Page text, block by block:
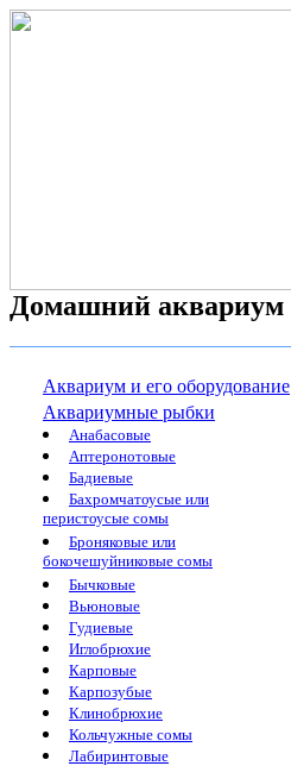
Домашний аквариум
Аквариум и его оборудование
Аквариумные рыбки
Анабасовые
Аптеронотовые
Бадиевые
Бахромчатоусые или
перистоусые сомы
Броняковые или
бокочешуйниковые сомы
Бычковые
Вьюновые
Гудиевые
Иглобрюхие
Карповые
Карпозубые
Клинобрюхие
Кольчужные сомы
Лабиринтовые